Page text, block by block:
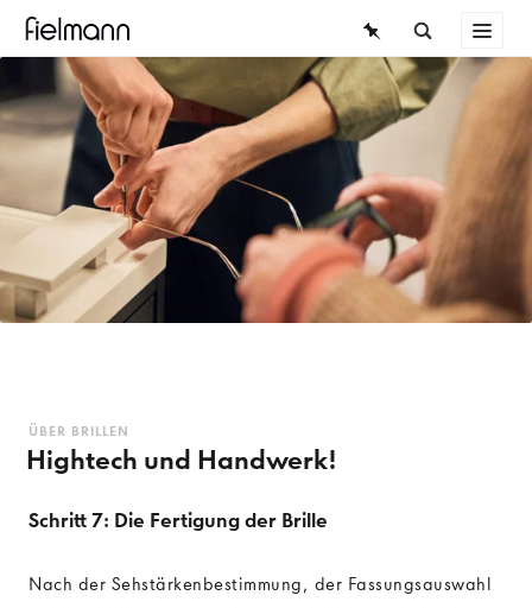
BRILLEN
SONNENBRILLEN
KONTAKTLINSEN
WISSEN
SERVICE
ÜBERSICHT
WISSEN
ÜBER BRILLEN
Der Weg zur Brille
ÜBER BRILLEN
Hightech und Handwerk!
Schritt 7: Die Fertigung der Brille
Nach der Sehstärkenbestimmung, der Fassungsauswahl